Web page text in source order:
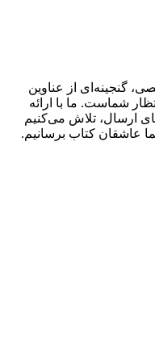
گنجینه‌ای از عناوین
شماست. ما با ارائه
ارسال، تلاش می‌کنیم
عاشقان کتاب برسانیم.